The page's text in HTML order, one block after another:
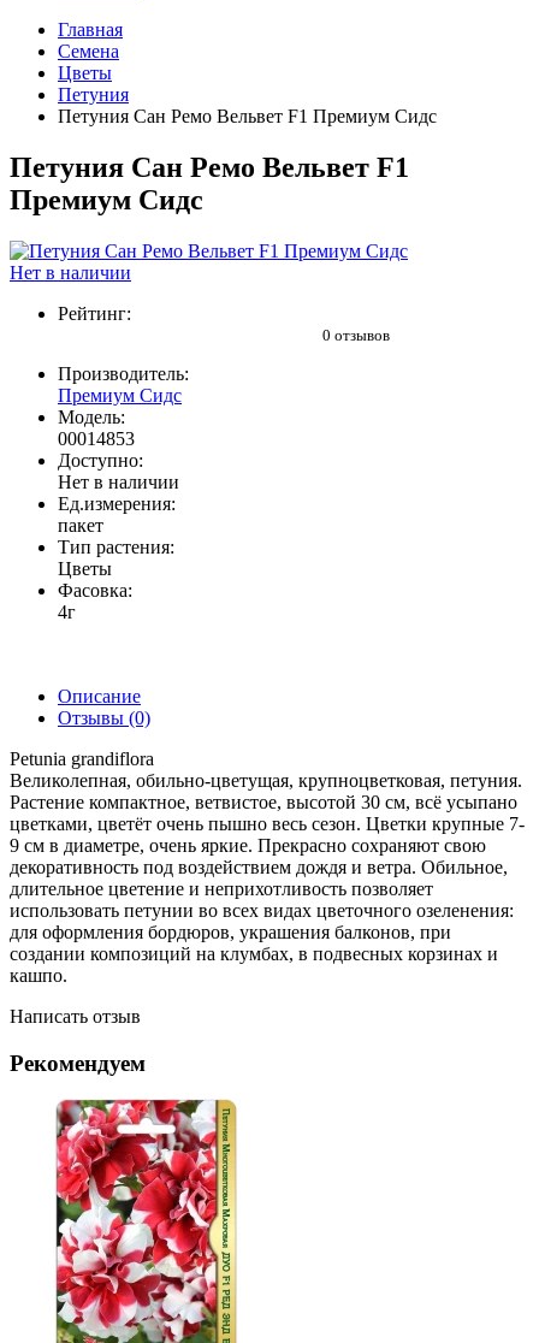
Главная
Семена
Цветы
Петуния
Петуния Сан Ремо Вельвет F1 Премиум Сидс
Петуния Сан Ремо Вельвет F1
Премиум Сидс
Нет в наличии
Рейтинг:
0 отзывов
Производитель:
Премиум Сидс
Модель:
00014853
Доступно:
Нет в наличии
Ед.измерения:
пакет
Тип растения:
Цветы
Фасовка:
4г
Описание
Отзывы (0)
Petunia grandiflora
Великолепная, обильно-цветущая, крупноцветковая, петуния.
Растение компактное, ветвистое, высотой 30 см, всё усыпано
цветками, цветёт очень пышно весь сезон. Цветки крупные 7-
9 см в диаметре, очень яркие. Прекрасно сохраняют свою
декоративность под воздействием дождя и ветра. Обильное,
длительное цветение и неприхотливость позволяет
использовать петунии во всех видах цветочного озеленения:
для оформления бордюров, украшения балконов, при
создании композиций на клумбах, в подвесных корзинах и
кашпо.
Написать отзыв
Рекомендуем